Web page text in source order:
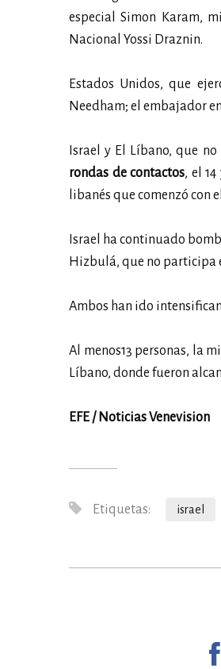
especial Simon Karam,
Nacional Yossi Draznin.
Estados Unidos, que
Needham; el embajador
Israel y El Líbano, que
rondas de contactos, el
libanés que comenzó con
Israel ha continuado
Hizbulá, que no participa
Ambos han ido
Al menos13 personas, la
Líbano, donde fueron
EFE / Noticias Venevision
Etiquetas: israel